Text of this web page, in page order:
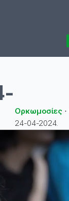
Ορκωμοσίες ⋅
24-04-2024.